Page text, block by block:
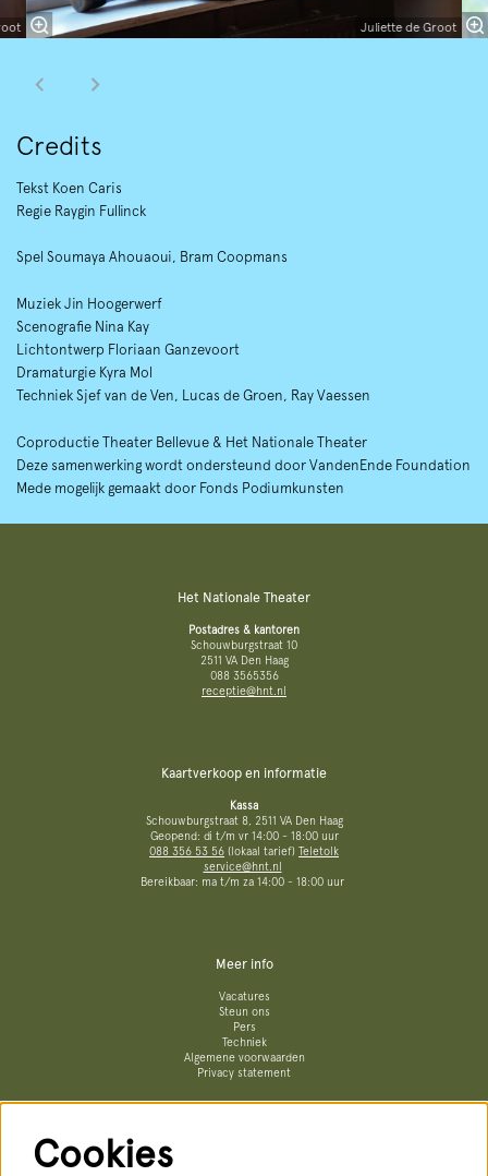
Juliette de Groot
Credits
Tekst Koen Caris
Regie Raygin Fullinck
Spel Soumaya Ahouaoui, Bram Coopmans
Muziek Jin Hoogerwerf
Scenografie Nina Kay
Lichtontwerp Floriaan Ganzevoort
Dramaturgie Kyra Mol
Techniek Sjef van de Ven, Lucas de Groen, Ray Vaessen
Coproductie Theater Bellevue & Het Nationale Theater
Deze samenwerking wordt ondersteund door VandenEnde Foundation
Mede mogelijk gemaakt door Fonds Podiumkunsten
Het Nationale Theater
Postadres & kantoren
Schouwburgstraat 10
2511 VA Den Haag
088 3565356
receptie@hnt.nl
Kaartverkoop en informatie
Kassa
Schouwburgstraat 8, 2511 VA Den Haag
Geopend: di t/m vr 14:00 - 18:00 uur
088 356 53 56 (lokaal tarief) Teletolk
service@hnt.nl
Bereikbaar: ma t/m za 14:00 - 18:00 uur
Meer info
Vacatures
Steun ons
Pers
Techniek
Algemene voorwaarden
Privacy statement
Cookies